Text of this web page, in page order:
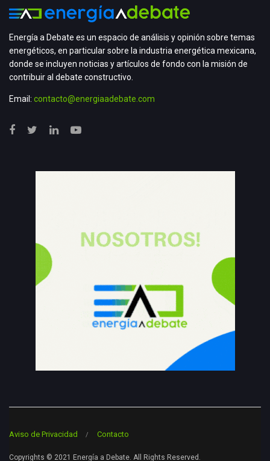
Energía a Debate es un espacio de análisis y opinión sobre temas
energéticos, en particular sobre la industria energética mexicana,
donde se incluyen noticias y artículos de fondo con la misión de
contribuir al debate constructivo.
Email: contacto@energiaadebate.com
Aviso de Privacidad Contacto
Copyrights © 2021 Energía a Debate. All Rights Reserved.